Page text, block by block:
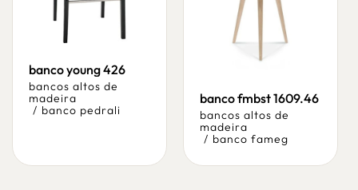
banco young 426
bancos altos de
madeira
/ banco pedrali
banco fmbst 1609.46
bancos altos de
madeira
/ banco fameg